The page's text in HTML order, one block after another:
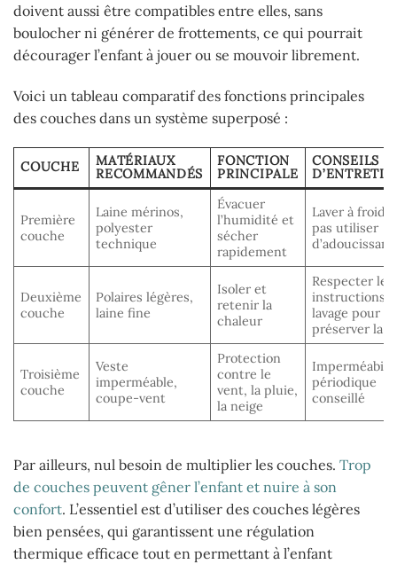
doivent aussi être compatibles entre elles, sans
boulocher ni générer de frottements, ce qui pourrait
décourager l’enfant à jouer ou se mouvoir librement.
Voici un tableau comparatif des fonctions principales
des couches dans un système superposé :
COUCHE
MATÉRIAUX
RECOMMANDÉS
FONCTION
PRINCIPALE
CONSEILS
Première
couche
Laine mérinos,
polyester
technique
Évacuer
l’humidité et
sécher
rapidement
Laver à froid,
pas utiliser
d’adoucissant
Deuxième
couche
Polaires légères,
laine fine
Isoler et
retenir la
chaleur
Respecter les
instructions
lavage pour
préserver la
Troisième
couche
Veste
imperméable,
coupe-vent
Protection
contre le
vent, la pluie,
la neige
périodique
conseillé
Par ailleurs, nul besoin de multiplier les couches. Trop
de couches peuvent gêner l’enfant et nuire à son
confort. L’essentiel est d’utiliser des couches légères
bien pensées, qui garantissent une régulation
thermique efficace tout en permettant à l’enfant